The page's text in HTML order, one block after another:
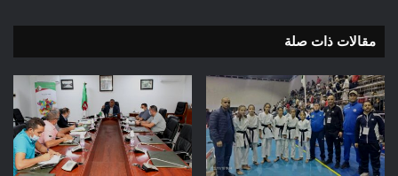
مقالات ذات صلة